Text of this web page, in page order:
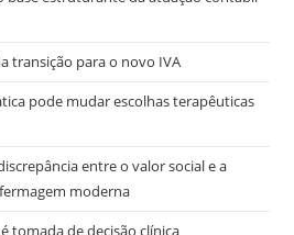
transição para o novo IVA
pode mudar escolhas terapêuticas
entre o valor social e a
moderna
tomada de decisão clínica